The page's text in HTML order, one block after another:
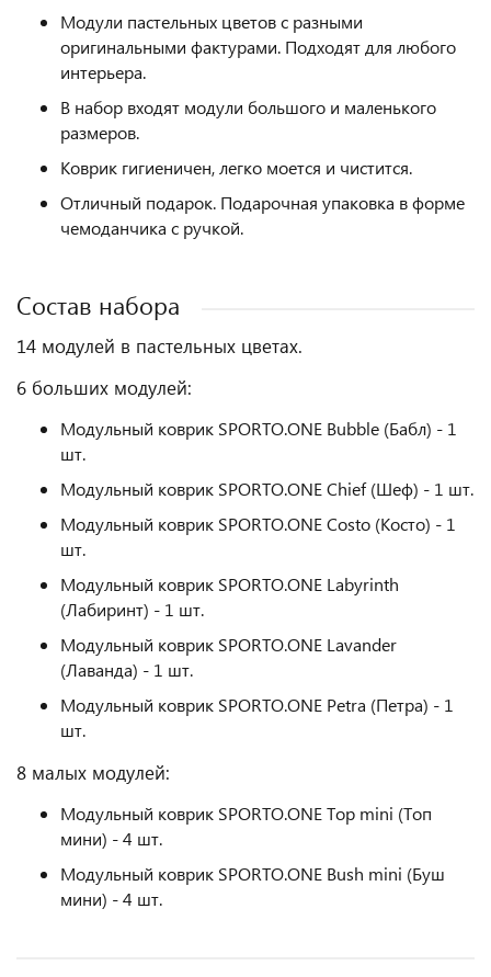
Модули пастельных цветов с разными
оригинальными фактурами. Подходят для любого
интерьера.
В набор входят модули большого и маленького
размеров.
Коврик гигиеничен, легко моется и чистится.
Отличный подарок. Подарочная упаковка в форме
чемоданчика с ручкой.
Состав набора
14 модулей в пастельных цветах.
6 больших модулей:
Модульный коврик SPORTO.ONE Bubble (Бабл) - 1
шт.
Модульный коврик SPORTO.ONE Chief (Шеф) - 1 шт.
Модульный коврик SPORTO.ONE Costo (Косто) - 1
шт.
Модульный коврик SPORTO.ONE Labyrinth
(Лабиринт) - 1 шт.
Модульный коврик SPORTO.ONE Lavander
(Лаванда) - 1 шт.
Модульный коврик SPORTO.ONE Petra (Петра) - 1
шт.
8 малых модулей:
Модульный коврик SPORTO.ONE Top mini (Топ
мини) - 4 шт.
Модульный коврик SPORTO.ONE Bush mini (Буш
мини) - 4 шт.